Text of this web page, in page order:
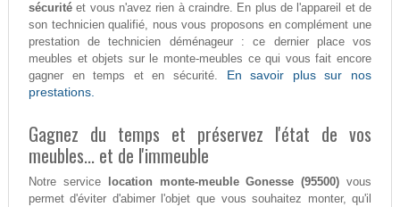
sécuritéet vous n'avez rien à craindre. En plus de l'appareil et de
son technicien qualifié, nous vous proposons en complément une
prestation de technicien déménageur : ce dernier place vos
meubles et objets sur le monte-meubles ce qui vous fait encore
gagner en temps et en sécurité. En savoir plus sur nos
prestations.
Gagnez du temps et préservez l'état de vos
meubles... et de l'immeuble
Notre service location monte-meuble Gonesse (95500) vous
permet d'éviter d'abimer l'objet que vous souhaitez monter, qu'il